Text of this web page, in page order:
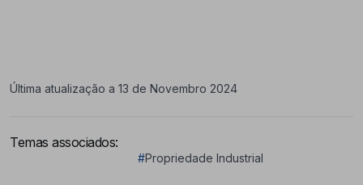
Última atualização a 13 de Novembro 2024
Temas associados:
#Propriedade Industrial